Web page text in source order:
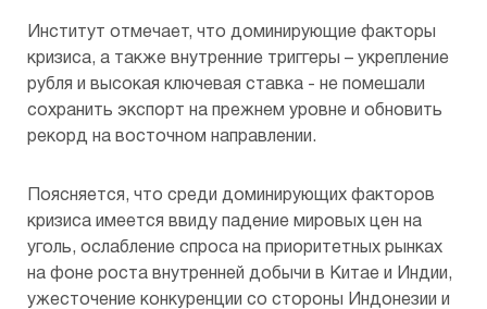
Институт отмечает, что доминирующие факторы
кризиса, а также внутренние триггеры – укрепление
рубля и высокая ключевая ставка - не помешали
сохранить экспорт на прежнем уровне и обновить
рекорд на восточном направлении.
Поясняется, что среди доминирующих факторов
кризиса имеется ввиду падение мировых цен на
уголь, ослабление спроса на приоритетных рынках
на фоне роста внутренней добычи в Китае и Индии,
ужесточение конкуренции со стороны Индонезии и